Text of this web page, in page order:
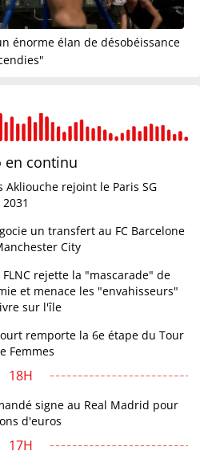
énorme élan de désobéissance
en continu
Akliouche rejoint le Paris SG
un transfert au FC Barcelone
City
FLNC rejette la "mascarade" de
et menace les "envahisseurs"
sur l'île
remporte la 6e étape du Tour
Femmes
18H
signe au Real Madrid pour
d'euros
17H